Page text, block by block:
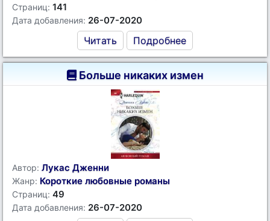
Страниц: 141
Дата добавления: 26-07-2020
Читать Подробнее
Больше никаких измен
Автор: Лукас Дженни
Жанр: Короткие любовные романы
Страниц: 49
Дата добавления: 26-07-2020